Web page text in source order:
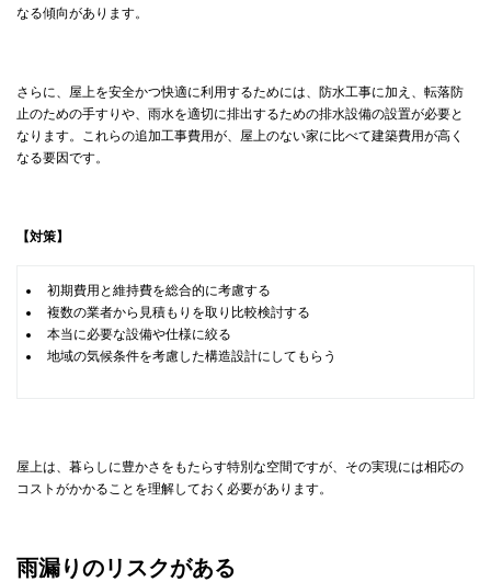
なる傾向があります。
さらに、屋上を安全かつ快適に利用するためには、防水工事に加え、転落防
止のための手すりや、雨水を適切に排出するための排水設備の設置が必要と
なります。これらの追加工事費用が、屋上のない家に比べて建築費用が高く
なる要因です。
【対策】
初期費用と維持費を総合的に考慮する
複数の業者から見積もりを取り比較検討する
本当に必要な設備や仕様に絞る
地域の気候条件を考慮した構造設計にしてもらう
屋上は、暮らしに豊かさをもたらす特別な空間ですが、その実現には相応の
コストがかかることを理解しておく必要があります。
雨漏りのリスクがある